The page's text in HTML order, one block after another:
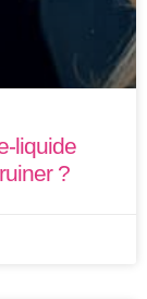
liquide
?